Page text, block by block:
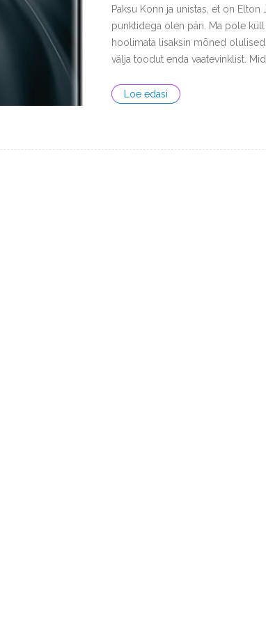
Paksu Konn ja unistas, et on
punktidega olen päri. Ma pole
hoolimata lisaksin mõned
välja toodut enda vaatevinklist.
Loe edasi